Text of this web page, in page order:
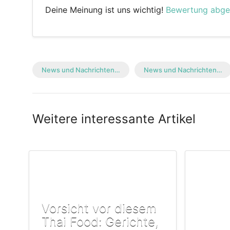
Deine Meinung ist uns wichtig! Bewertung
News und Nachrichten… News und Nachrichten…
Weitere interessante Artikel
Vorsicht vor diesem
Thai Food: Gerichte,